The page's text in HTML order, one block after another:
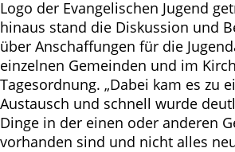
Logo der Evangelischen Jugend
hinaus stand die Diskussion und
über Anschaffungen für die
einzelnen Gemeinden und im
Tagesordnung. „Dabei kam es zu
Austausch und schnell wurde
Dinge in der einen oder anderen
vorhanden sind und nicht alles